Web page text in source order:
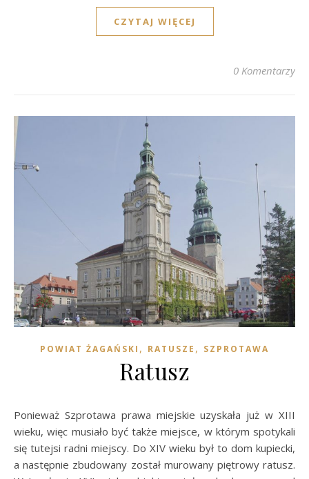
CZYTAJ WIĘCEJ
0 Komentarzy
POWIAT ŻAGAŃSKI , RATUSZE , SZPROTAWA
Ratusz
Ponieważ Szprotawa prawa miejskie uzyskała już w XIII
wieku, więc musiało być także miejsce, w którym spotykali
się tutejsi radni miejscy. Do XIV wieku był to dom kupiecki,
a następnie zbudowany został murowany piętrowy ratusz.